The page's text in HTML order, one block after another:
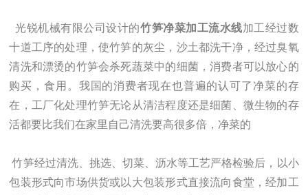
光锐机械有限公司设计的竹笋净菜加工流水线加工经过数
十道工序的处理，使竹笋的灰尘，沙土都洗干净，经过臭氧
清洗和漂烫的竹笋会杀死蔬菜中的细菌，消费者可以放心的
购买，食用。 我国的消费者现在也普遍的认可了净菜的存
在，工厂化处理竹笋无论从清洁程度还是细菌、微生物的存
活都要比我们在家里自己清洗要高很多倍，净菜的
竹笋经过清洗、挑选、切菜、沥水等工艺严格检验后，以小
包装形式向市场供货或以大包装形式直接流向食堂，经加工